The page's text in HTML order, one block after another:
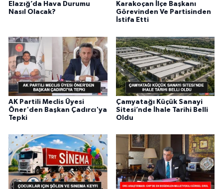
Elazığ’da Hava Durumu
Nasıl Olacak?
Karakoçan İlçe Başkanı
Görevinden Ve Partisinden
İstifa Etti
AK Partili Meclis Üyesi
Öner'den Başkan Çadırcı'ya
Tepki
Çamyatağı Küçük Sanayi
Sitesi’nde İhale Tarihi Belli
Oldu